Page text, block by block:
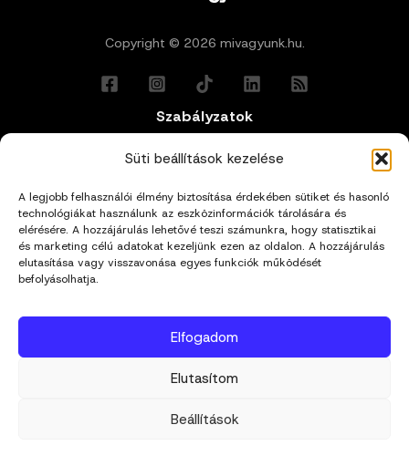
Süti beállítások kezelése
A legjobb felhasználói élmény biztosítása érdekében sütiket és hasonló
technológiákat használunk az eszközinformációk tárolására és
elérésére. A hozzájárulás lehetővé teszi számunkra, hogy statisztikai
és marketing célú adatokat kezeljünk ezen az oldalon. A hozzájárulás
elutasítása vagy visszavonása egyes funkciók működését
befolyásolhatja.
Elfogadom
Elutasítom
Beállítások
Copyright © 2026 mivagyunk.hu.
Szabályzatok
Általános Felhasználási Feltételek
Adatkezelési Tájékoztató
Impresszum
Kapcsolat
hello@mivagyunk.hu